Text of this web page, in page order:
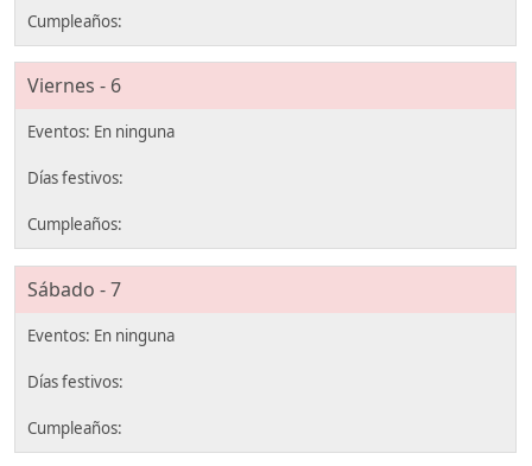
Viernes - 6
Sábado - 7